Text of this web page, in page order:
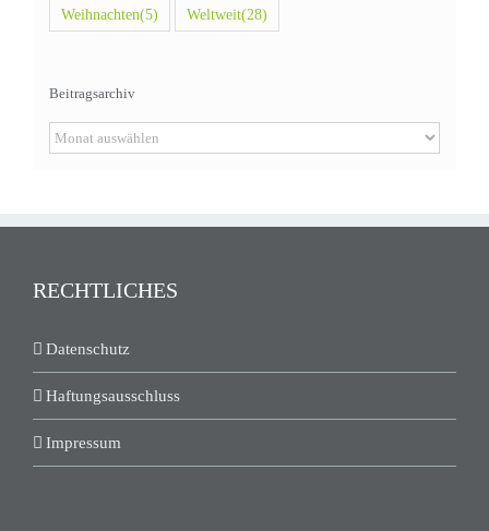
Weihnachten(5) Weltweit(28)
Beitragsarchiv
Beitragsarchiv
RECHTLICHES
Datenschutz
Haftungsausschluss
Impressum